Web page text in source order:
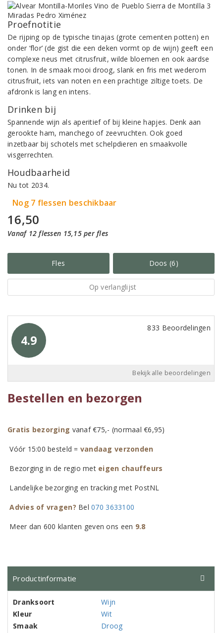
Proefnotitie
De rijping op de typische tinajas (grote cementen potten) en
onder ‘flor’ (de gist die een deken vormt op de wijn) geeft een
complexe neus met citrusfruit, wilde bloemen en ook aardse
tonen. In de smaak mooi droog, slank en fris met wederom
citrusfruit, iets van noten en een prachtige ziltige toets. De
afdronk is lang en intens.
Drinken bij
Spannende wijn als aperitief of bij kleine hapjes. Denk aan
gerookte ham, manchego of zeevruchten. Ook goed
inzetbaar bij schotels met schelpdieren en smaakvolle
visgerrechten.
Houdbaarheid
Nu tot 2034.
Nog 7 flessen beschikbaar
16,50
Vanaf 12 flessen 15,15 per fles
Fles Doos (6)
Op verlanglijst
4.9
833 Beoordelingen
Bekijk alle beoordelingen
Bestellen en bezorgen
Gratis bezorging vanaf €75,- (normaal €6,95)
Vóór 15:00 besteld = vandaag verzonden
Bezorging in de regio met eigen chauffeurs
Landelijke bezorging en tracking met PostNL
Advies of vragen? Bel070 3633100
Meer dan 600 klanten geven ons een 9.8
Productinformatie
Dranksoort
Wijn
Kleur
Wit
Smaak
Droog